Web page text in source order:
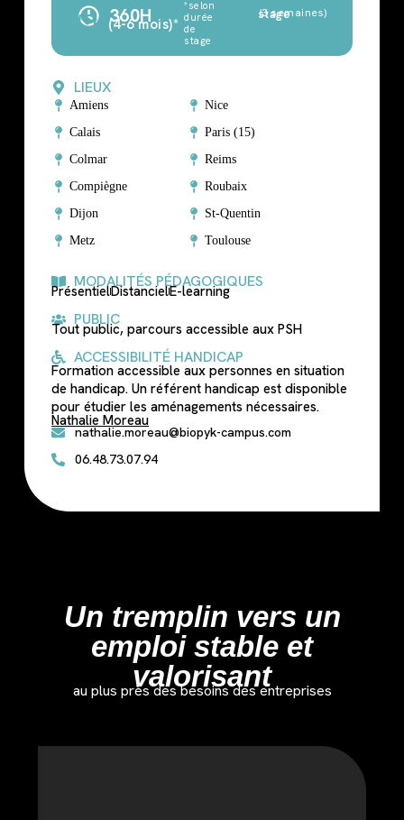
360H
(4-6 mois)*
*selon
durée
de
stage
stage
(3 semaines)
LIEUX
Amiens
Calais
Colmar
Compiègne
Dijon
Metz
Nice
Paris (15)
Reims
Roubaix
St-Quentin
Toulouse
MODALITÉS PÉDAGOGIQUES
PrésentielDistancielE-learning
PUBLIC
Tout public, parcours accessible aux PSH
ACCESSIBILITÉ HANDICAP
Formation accessible aux personnes en situation
de handicap. Un référent handicap est disponible
pour étudier les aménagements nécessaires.
Nathalie Moreau
nathalie.moreau@biopyk-campus.com
06.48.73.07.94
Un tremplin vers un
emploi stable et
valorisant
au plus près des besoins des entreprises